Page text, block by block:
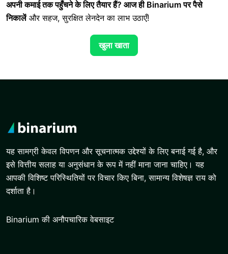
अपनी कमाई तक पहुँचने के लिए तैयार हैं? आज ही Binarium पर पैसे
निकालेंऔर सहज, सुरक्षित लेनदेन का लाभ उठाएँ!
खुला खाता
यह सामग्री केवल विपणन और सूचनात्मक उद्देश्यों के लिए बनाई गई है, और
इसे वित्तीय सलाह या अनुसंधान के रूप में नहीं माना जाना चाहिए। यह
आपकी विशिष्ट परिस्थितियों पर विचार किए बिना, सामान्य विशेषज्ञ राय को
दर्शाता है।
Binarium की अनौपचारिक वेबसाइट